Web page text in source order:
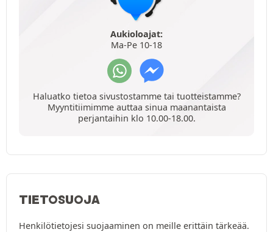
Aukioloajat:
Ma-Pe 10-18
Haluatko tietoa sivustostamme tai tuotteistamme?
Myyntitiimimme auttaa sinua maanantaista
perjantaihin klo 10.00-18.00.
TIETOSUOJA
Henkilötietojesi suojaaminen on meille erittäin tärkeää.